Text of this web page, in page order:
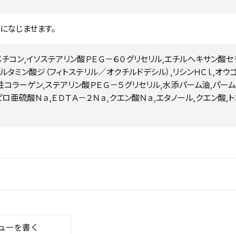
なじませます。
コン,イソステアリン酸ＰＥＧ－６０グリセリル,エチルヘキサン酸セ
ミン酸ジ（フィトステリル／オクチルドデシル）,リシンＨＣｌ,オ
ラーゲン,ステアリン酸ＰＥＧ－５グリセリル,水添パーム油,パー
亜硫酸Ｎａ,ＥＤＴＡ－２Ｎａ,クエン酸Ｎａ,エタノール,クエン酸,
ーを書く